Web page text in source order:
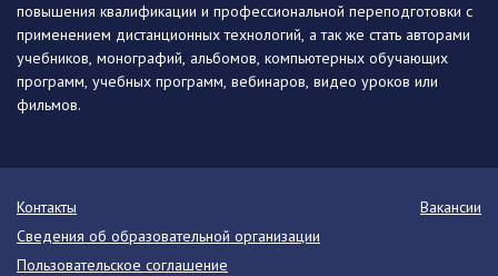
повышения квалификации и профессиональной переподготовки с
применением дистанционных технологий, а так же стать авторами
учебников, монографий, альбомов, компьютерных обучающих
программ, учебных программ, вебинаров, видео уроков или
фильмов.
Контакты
Вакансии
Сведения об образовательной организации
Пользовательское соглашение